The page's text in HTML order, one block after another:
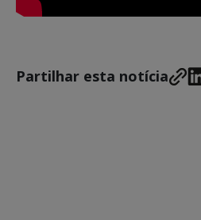
Partilhar esta notícia